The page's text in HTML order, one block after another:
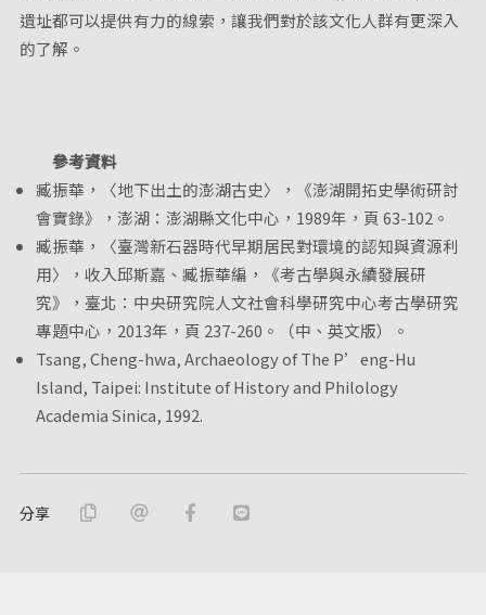
遺址都可以提供有力的線索，讓我們對於該文化人群有更深入
的了解。
參考資料
臧振華，〈地下出土的澎湖古史〉，《澎湖開拓史學術研討
會實錄》，澎湖：澎湖縣文化中心，1989年，頁 63-102。
臧振華，〈臺灣新石器時代早期居民對環境的認知與資源利
用〉，收入邱斯嘉、臧振華編，《考古學與永續發展研
究》，臺北：中央研究院人文社會科學研究中心考古學研究
專題中心，2013年，頁 237-260。（中、英文版）。
Tsang, Cheng-hwa, Archaeology of The P’eng-Hu
Island, Taipei: Institute of History and Philology
Academia Sinica, 1992.
分享